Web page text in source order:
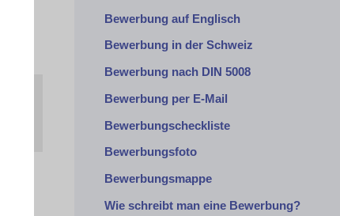
Bewerbung auf Englisch
Bewerbung in der Schweiz
Bewerbung nach DIN 5008
Bewerbung per E-Mail
Bewerbungscheckliste
Bewerbungsfoto
Bewerbungsmappe
Wie schreibt man eine Bewerbung?